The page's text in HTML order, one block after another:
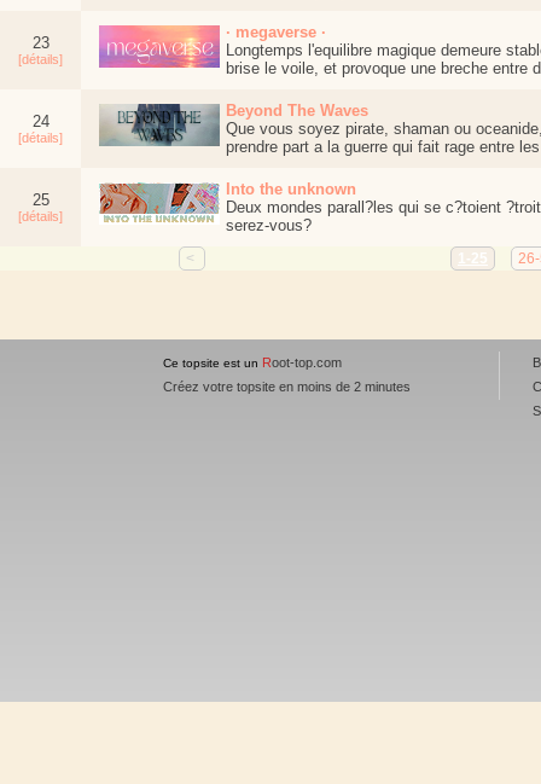
23
[détails]
· megaverse ·
Longtemps l'equilibre magique demeure
brise le voile, et provoque une breche entre
24
[détails]
Beyond The Waves
Que vous soyez pirate, shaman ou
prendre part a la guerre qui fait rage entre
25
[détails]
Into the unknown
Deux mondes parall?les qui se c?toient
serez-vous?
< 1-25
Ce topsite est un Root-top.com
Créez votre topsite en moins de 2 minutes